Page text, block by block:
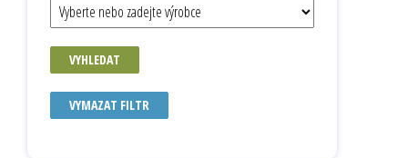
VYHLEDAT
VYMAZAT FILTR